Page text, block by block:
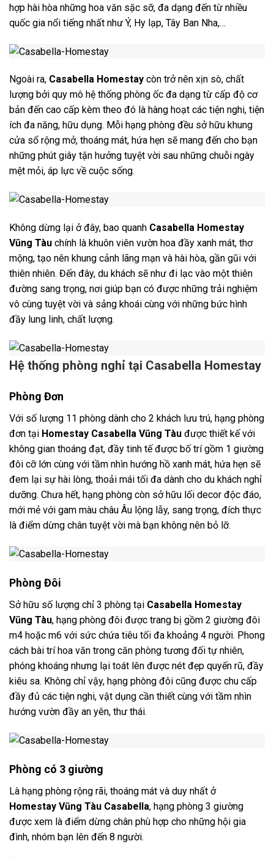
hợp hài hòa những hoa văn sặc sỡ, đa dạng đến từ nhiều
quốc gia nổi tiếng nhất như Ý, Hy lạp, Tây Ban Nha,…
Ngoài ra, Casabella Homestay còn trở nên xịn sò, chất
lượng bởi quy mô hệ thống phòng ốc đa dạng từ cấp độ cơ
bản đến cao cấp kèm theo đó là hàng hoạt các tiện nghi, tiện
ích đa năng, hữu dụng. Mỗi hạng phòng đều sở hữu khung
cửa sổ rộng mở, thoáng mát, hứa hẹn sẽ mang đến cho bạn
những phút giây tận hưởng tuyệt vời sau những chuỗi ngày
mệt mỏi, áp lực về cuộc sống.
Không dừng lại ở đây, bao quanh Casabella Homestay
Vũng Tàu chính là khuôn viên vườn hoa đầy xanh mát, thơ
mộng, tạo nên khung cảnh lãng mạn và hài hòa, gần gũi với
thiên nhiên. Đến đây, du khách sẽ như đi lạc vào một thiên
đường sang trọng, nơi giúp bạn có được những trải nghiệm
vô cùng tuyệt vời và sảng khoái cùng với những bức hình
đầy lung linh, chất lượng.
Hệ thống phòng nghỉ tại Casabella Homestay
Phòng Đơn
Với số lượng 11 phòng dành cho 2 khách lưu trú, hạng phòng
đơn tại Homestay Casabella Vũng Tàu được thiết kế với
không gian thoáng đạt, đầy tinh tế được bố trí gồm 1 giường
đôi cỡ lớn cùng với tầm nhìn hướng hồ xanh mát, hứa hẹn sẽ
đem lại sự hài lòng, thoải mái tối đa dành cho du khách nghỉ
dưỡng. Chưa hết, hạng phòng còn sở hữu lối decor độc đáo,
mới mẻ với gam màu châu Âu lộng lẫy, sang trọng, đích thực
là điểm dừng chân tuyệt vời mà bạn không nên bỏ lỡ.
Phòng Đôi
Sở hữu số lượng chỉ 3 phòng tại Casabella Homestay
Vũng Tàu, hạng phòng đôi được trang bị gồm 2 giường đôi
m4 hoặc m6 với sức chứa tiêu tối đa khoảng 4 người. Phong
cách bài trí hoa văn trong căn phòng tương đối tự nhiên,
phóng khoáng nhưng lại toát lên được nét đẹp quyến rũ, đầy
kiêu sa. Không chỉ vậy, hạng phòng đôi cũng được chu cấp
đầy đủ các tiện nghi, vật dụng cần thiết cùng với tầm nhìn
hướng vườn đầy an yên, thư thái.
Phòng có 3 giường
Là hạng phòng rộng rãi, thoáng mát và duy nhất ở
Homestay Vũng Tàu Casabella, hạng phòng 3 giường
được xem là điểm dừng chân phù hợp cho những hội gia
đình, nhóm bạn lên đến 8 người.